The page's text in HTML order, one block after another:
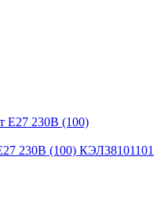
230В (100) КЭЛЗ8101101